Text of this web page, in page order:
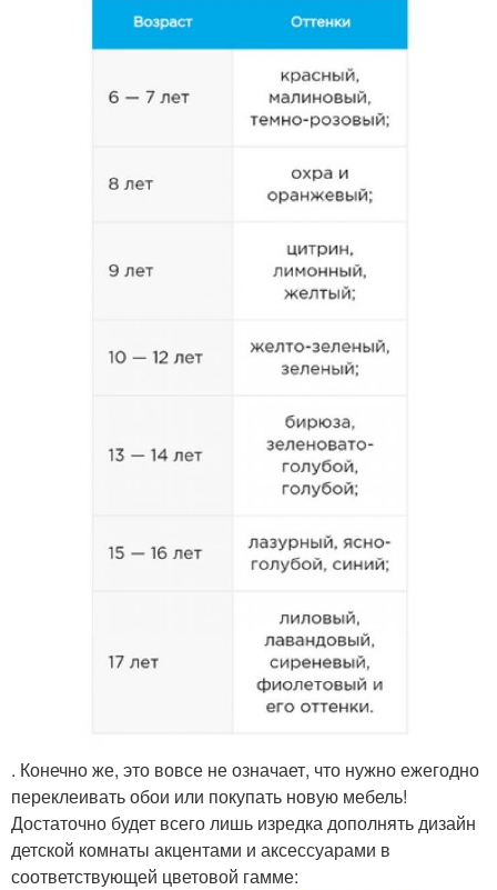
. Конечно же, это вовсе не означает, что нужно ежегодно
переклеивать обои или покупать новую мебель!
Достаточно будет всего лишь изредка дополнять дизайн
детской комнаты акцентами и аксессуарами в
соответствующей цветовой гамме: